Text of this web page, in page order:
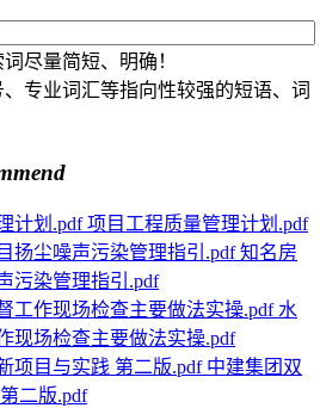
尽量简短、明确！
专业词汇等指向性较强的短语、词
项目工程质量管理计划.pdf
知名房
污染管理指引.pdf
水
现场检查主要做法实操.pdf
中建集团双
二版.pdf